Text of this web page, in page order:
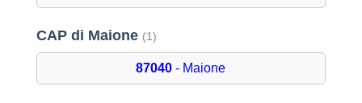
CAP di Maione (1)
87040 - Maione